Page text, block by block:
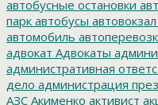
автобусные остановки
парк автобусы автовокзал
автомобиль
адвокат Адвокаты
административная
дело администрация
АЗС Акименко активист